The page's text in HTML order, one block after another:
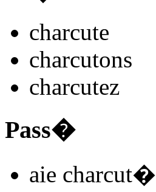
charcute
charcutons
charcutez
Pass�
aie charcut�